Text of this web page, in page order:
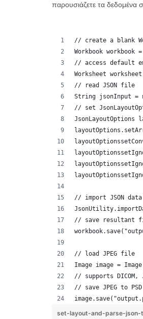
παρουσιάζετε τα δεδομένα
// create a blank
Workbook
// access default
Worksheet
// read JSON file
String jsonInput =
// set
JsonLayoutOptions
// import JSON
// save resultant
// load JPEG file
Image image =
// supports DICOM,
// save JPEG to
set-layout-and-parse-json-